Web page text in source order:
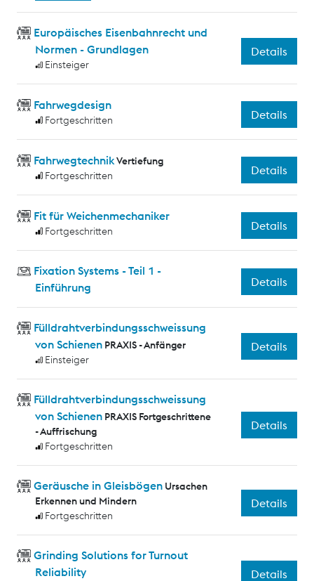
Europäisches Eisenbahnrecht und
Normen - Grundlagen
Einsteiger
Details
Fahrwegdesign
Fortgeschritten Details
FahrwegtechnikVertiefung
Fortgeschritten
Details
Fit für Weichenmechaniker
Fortgeschritten Details
Fixation Systems - Teil 1 -
Einführung
Details
Fülldrahtverbindungsschweissung
von Schienen PRAXIS - Anfänger
Einsteiger
Details
Fülldrahtverbindungsschweissung
von Schienen PRAXIS Fortgeschrittene
- Auffrischung
Fortgeschritten
Details
Geräusche in Gleisbögen Ursachen
Erkennen und Mindern
Fortgeschritten
Details
Grinding Solutions for Turnout
Reliability
Details